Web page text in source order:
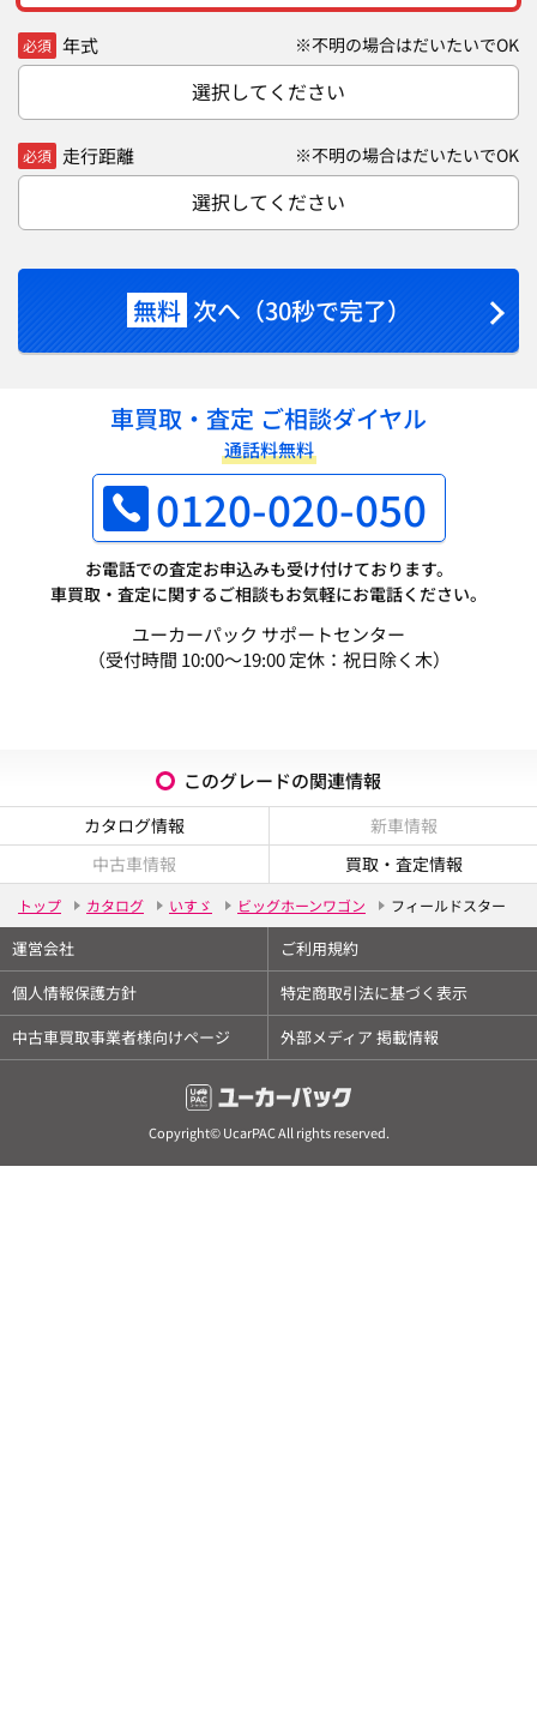
必須 年式 ※不明の場合はだいたいでOK
選択してください
必須 走行距離 ※不明の場合はだいたいでOK
選択してください
無料 次へ（30秒で完了）
車買取・査定 ご相談ダイヤル
通話料無料
0120-020-050
お電話での査定お申込みも受け付けております。
車買取・査定に関するご相談もお気軽にお電話ください。
ユーカーパック サポートセンター
（受付時間 10:00～19:00 定休：祝日除く木）
このグレードの関連情報
カタログ情報
新車情報
中古車情報
買取・査定情報
トップ カタログ いすゞ ビッグホーンワゴン フィールドスター
運営会社
ご利用規約
個人情報保護方針
特定商取引法に基づく表示
中古車買取事業者様向けページ
外部メディア 掲載情報
Copyright© UcarPAC All rights reserved.